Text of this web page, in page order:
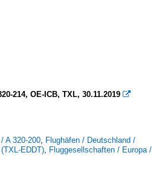
214, OE-ICB, TXL, 30.11.2019 
A 320-200, Flughäfen / Deutschland /
EDDT), Fluggesellschaften / Europa /